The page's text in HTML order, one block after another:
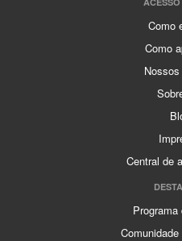
Como
Como
Central de